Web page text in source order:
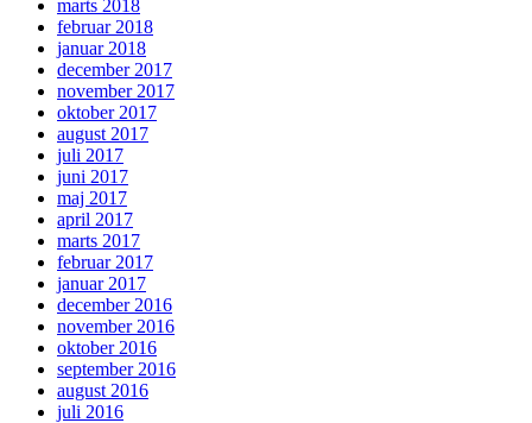
marts 2018
februar 2018
januar 2018
december 2017
november 2017
oktober 2017
august 2017
juli 2017
juni 2017
maj 2017
april 2017
marts 2017
februar 2017
januar 2017
december 2016
november 2016
oktober 2016
september 2016
august 2016
juli 2016